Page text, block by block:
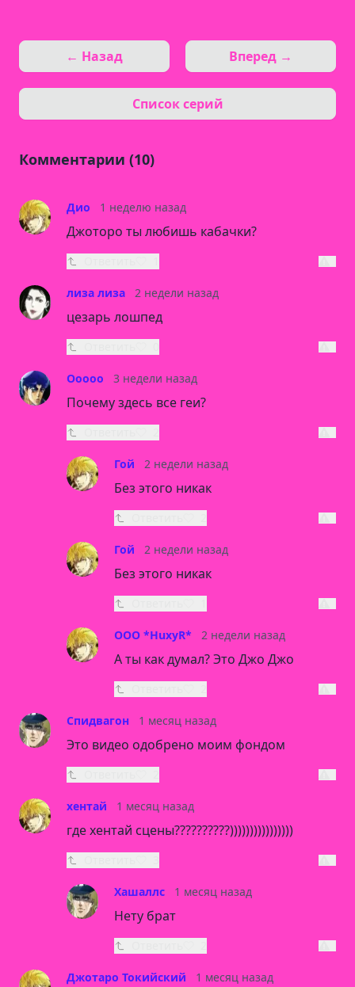
← Назад
Список серий
Вперед →
Комментарии (10)
Дио 1 неделю назад
Джоторо ты любишь кабачки?
лиза лиза 2 недели назад
цезарь лошпед
Ооооо 3 недели назад
Почему здесь все геи?
Гой 2 недели назад
Без этого никак
Гой 2 недели назад
Без этого никак
ООО *HuxyR* 2 недели назад
А ты как думал? Это Джо Джо
Спидвагон 1 месяц назад
Это видео одобрено моим фондом
хентай 1 месяц назад
где хентай сцены??????????))))))))))))))))
Хашаллс 1 месяц назад
Нету брат
Джотаро Токийский 1 месяц назад